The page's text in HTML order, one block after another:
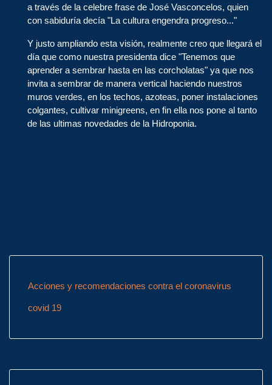
a través de la celebre frase de José Vasconcelos, quien
con sabiduría decía "La cultura engendra progreso..."
Y justo ampliando esta visión, realmente creo que llegará el
día que como nuestra presidenta dice "Tenemos que
aprender a sembrar hasta en las corcholatas" ya que nos
invita a sembrar de manera vertical haciendo nuestros
muros verdes, en los techos, azoteas, poner instalaciones
colgantes, cultivar minigreens, en fin ella nos pone al tanto
de las ultimas novedades de la Hidroponia.
Acciones y recomendaciones contra el coronavirus
covid 19